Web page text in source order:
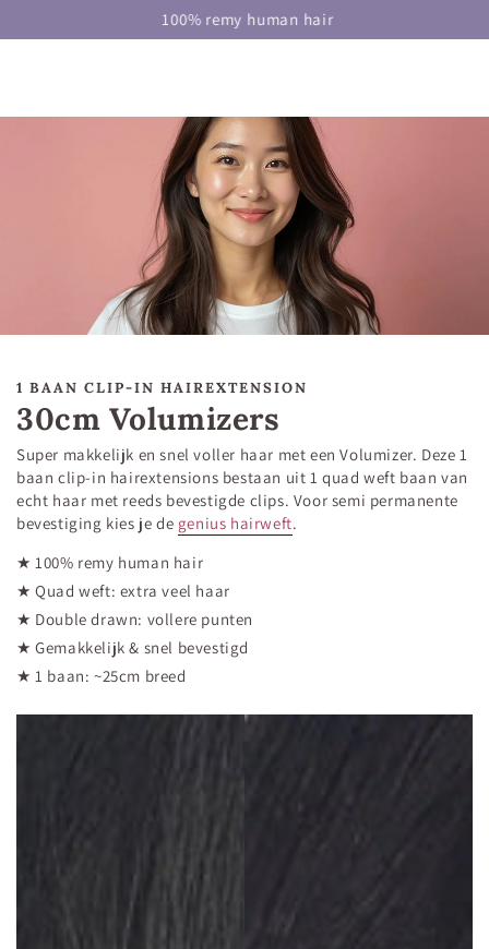
1 BAAN CLIP-IN HAIREXTENSION
30cm Volumizers
Super makkelijk en snel voller haar met een Volumizer. Deze 1
baan clip-in hairextensions bestaan uit 1 quad weft baan van
echt haar met reeds bevestigde clips. Voor semi permanente
bevestiging kies je de genius hairweft.
★ 100% remy human hair
★ Quad weft: extra veel haar
★ Double drawn: vollere punten
★ Gemakkelijk & snel bevestigd
★ 1 baan: ~25cm breed